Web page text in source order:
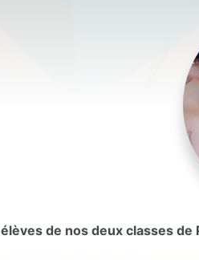
élèves de nos deux classes de